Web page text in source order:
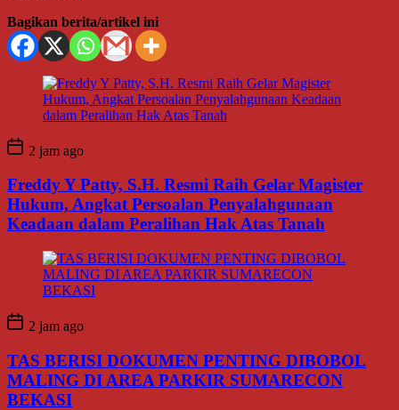
Bagikan berita/artikel ini
2 jam ago
Freddy Y Patty, S.H. Resmi Raih Gelar Magister
Hukum, Angkat Persoalan Penyalahgunaan
Keadaan dalam Peralihan Hak Atas Tanah
2 jam ago
TAS BERISI DOKUMEN PENTING DIBOBOL
MALING DI AREA PARKIR SUMARECON
BEKASI